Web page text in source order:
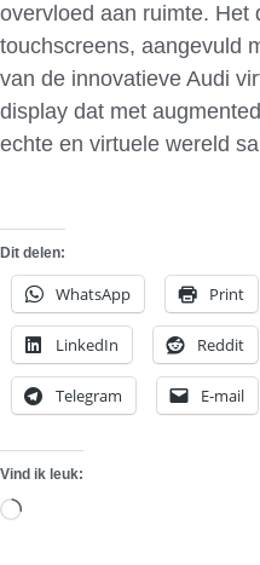
overvloed aan ruimte. Het
touchscreens, aangevuld
van de innovatieve Audi
display dat met
echte en virtuele wereld
Dit delen:
WhatsApp Print
LinkedIn Reddit
Telegram E-mail
Vind ik leuk:
Aan